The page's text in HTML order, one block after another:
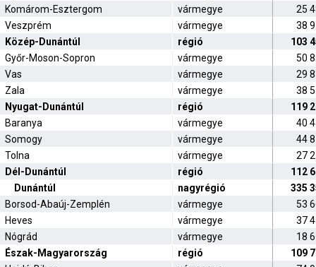
Komárom-Esztergom
vármegye
25
Veszprém
vármegye
38
Közép-Dunántúl
régió
103
Győr-Moson-Sopron
vármegye
50
Vas
vármegye
29
Zala
vármegye
38
Nyugat-Dunántúl
régió
119
Baranya
vármegye
40
Somogy
vármegye
44
Tolna
vármegye
27
Dél-Dunántúl
régió
112
Dunántúl
nagyrégió
335
Borsod-Abaúj-Zemplén
vármegye
53
Heves
vármegye
37
Nógrád
vármegye
18
Észak-Magyarország
régió
109